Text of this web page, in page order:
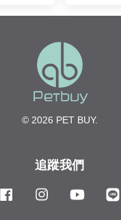
© 2026 PET BUY.
追蹤我們
Facebook Instagram YouTube